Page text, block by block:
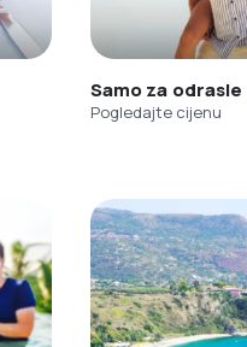
Samo za odrasle
Pogledajte cijenu